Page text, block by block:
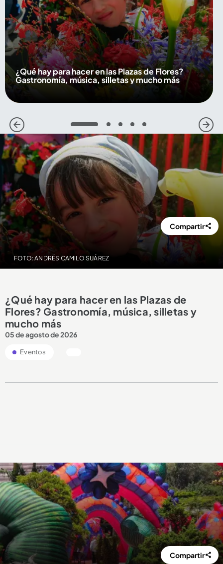
¿Qué hay para hacer en las Plazas de Flores?
Gastronomía, música, silletas y mucho más
1 2 3 4 5
FOTO: ANDRÉS CAMILO SUÁREZ
Compartir
¿Qué hay para hacer en las Plazas de
Flores? Gastronomía, música, silletas y
mucho más
05 de agosto de 2026
Eventos
Compartir